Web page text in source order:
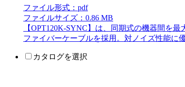
ファイル形式：pdf
ファイルサイズ：0.86 MB
【OPT120K-SYNC】は、同期式の機器間を
ファイバーケーブルを採用。対ノイズ性能に
カタログを選択